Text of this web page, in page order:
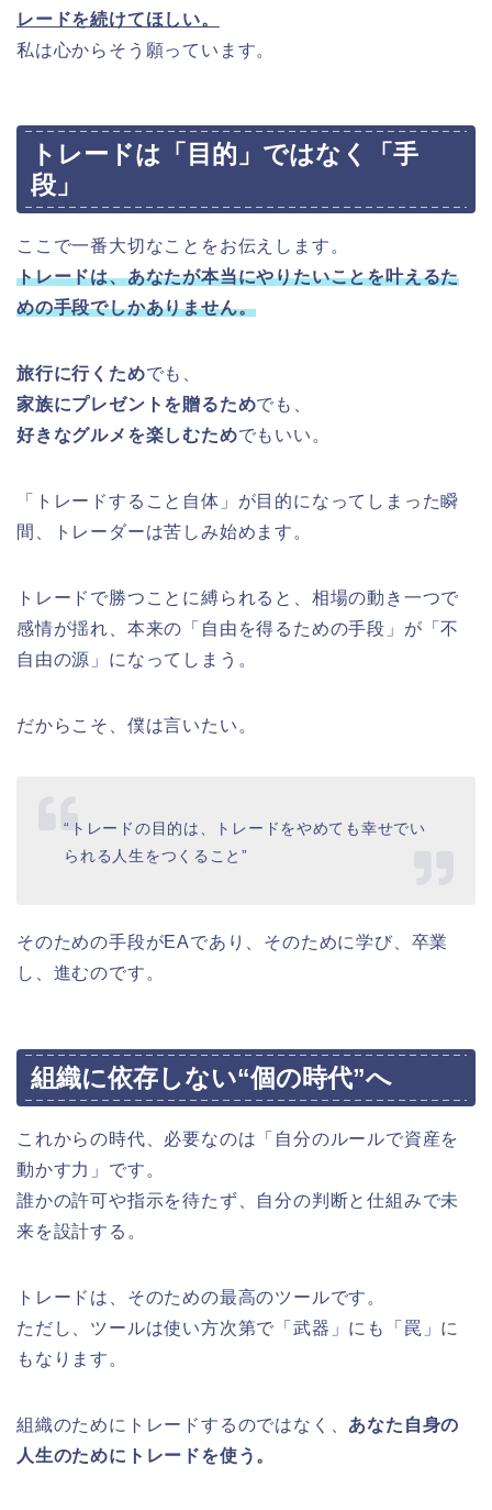
レードを続けてほしい。
私は心からそう願っています。
トレードは「目的」ではなく「手
段」
ここで一番大切なことをお伝えします。
トレードは、あなたが本当にやりたいことを叶えるた
めの手段でしかありません。
旅行に行くためでも、
家族にプレゼントを贈るためでも、
好きなグルメを楽しむためでもいい。
「トレードすること自体」が目的になってしまった瞬
間、トレーダーは苦しみ始めます。
トレードで勝つことに縛られると、相場の動き一つで
感情が揺れ、本来の「自由を得るための手段」が「不
自由の源」になってしまう。
だからこそ、僕は言いたい。
“トレードの目的は、トレードをやめても幸せでい
られる人生をつくること”
そのための手段がEAであり、そのために学び、卒業
し、進むのです。
組織に依存しない“個の時代”へ
これからの時代、必要なのは「自分のルールで資産を
動かす力」です。
誰かの許可や指示を待たず、自分の判断と仕組みで未
来を設計する。
トレードは、そのための最高のツールです。
ただし、ツールは使い方次第で「武器」にも「罠」に
もなります。
組織のためにトレードするのではなく、 あなた自身の
人生のためにトレードを使う。